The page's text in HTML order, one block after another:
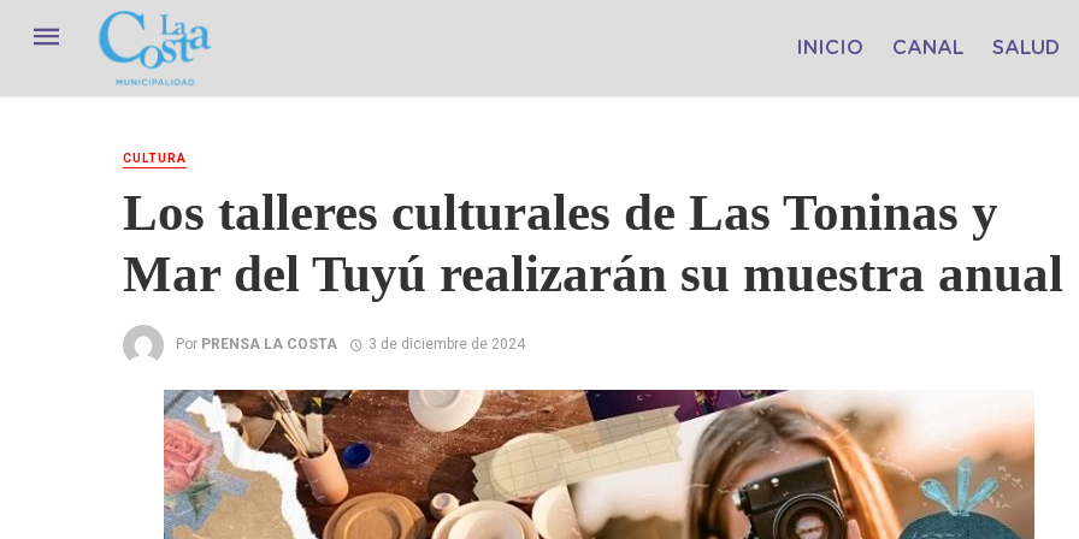
INICIO CANAL SALUD
CULTURA
Los talleres culturales de Las Toninas y
Mar del Tuyú realizarán su muestra anual
Por PRENSA LA COSTA 3 de diciembre de 2024